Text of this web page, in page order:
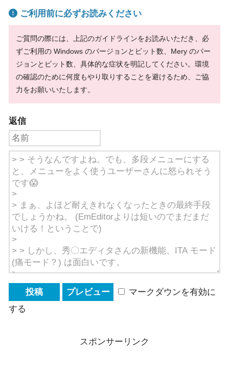
ご利用前に必ずお読みください
ご質問の際には、上記のガイドラインをお読みいただき、必
ずご利用の Windows のバージョンとビット数、Mery のバー
ジョンとビット数、具体的な症状を明記してください。環境
の確認のために何度もやり取りすることを避けるため、ご協
力をお願いいたします。
返信
マークダウンを有効に
する
スポンサーリンク